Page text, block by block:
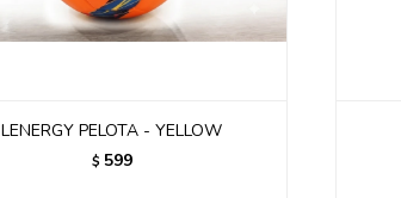
LENERGY PELOTA - YELLOW
$ 599